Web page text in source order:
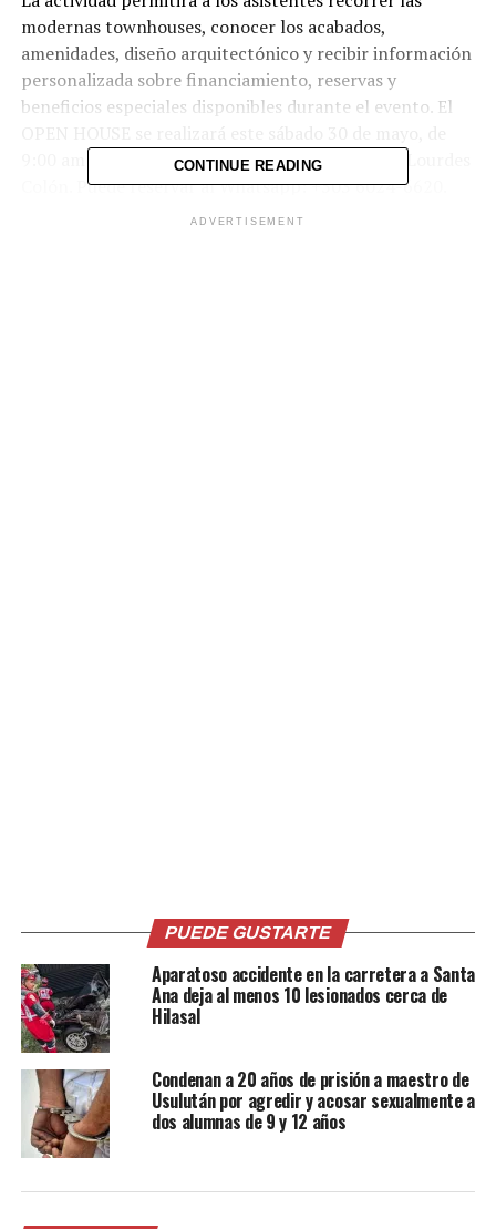
modernas townhouses, conocer los acabados,
amenidades, diseño arquitectónico y recibir información
personalizada sobre financiamiento, reservas y
beneficios especiales disponibles durante el evento. El
9:00 am a 4:00 pm en el Residencial, ubicado en Lourdes
Colón. Puede reservar al Whatsapp: +503 6024-6620.
Recuerde que ese día estarán entidades financieras,
Ubicado estratégicamente en Lourdes, Colón, Privada
Pasatiempo se ha convertido en uno de los proyectos
residenciales con mayor proyección en la zona
occidental del país, gracias a su concepto moderno,
seguridad y enfoque en generar valor patrimonial para
sus propietarios.
CONTINUE READING
ADVERTISEMENT
PUEDE GUSTARTE
Aparatoso accidente en la carretera a Santa
Ana deja al menos 10 lesionados cerca de
Hilasal
Condenan a 20 años de prisión a maestro de
Usulután por agredir y acosar sexualmente a
dos alumnas de 9 y 12 años